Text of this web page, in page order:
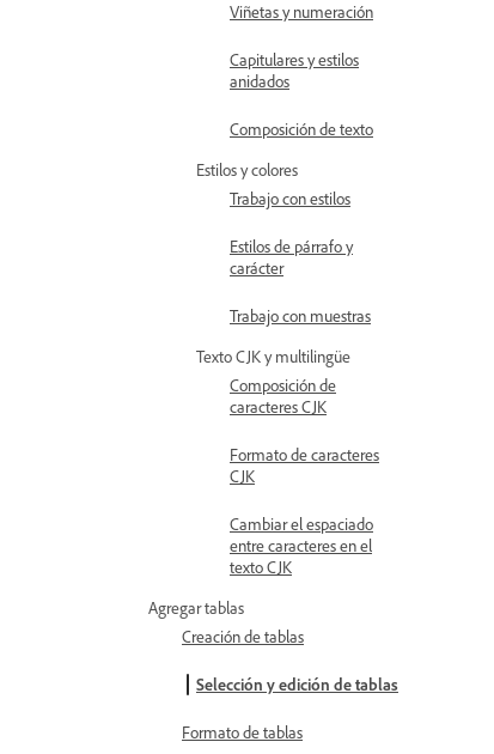
Viñetas y numeración
Capitulares y estilos
anidados
Composición de texto
Estilos y colores
Trabajo con estilos
Estilos de párrafo y
carácter
Trabajo con muestras
Texto CJK y multilingüe
Composición de
caracteres CJK
Formato de caracteres
CJK
Cambiar el espaciado
entre caracteres en el
texto CJK
Agregar tablas
Creación de tablas
Selección y edición de tablas
Formato de tablas